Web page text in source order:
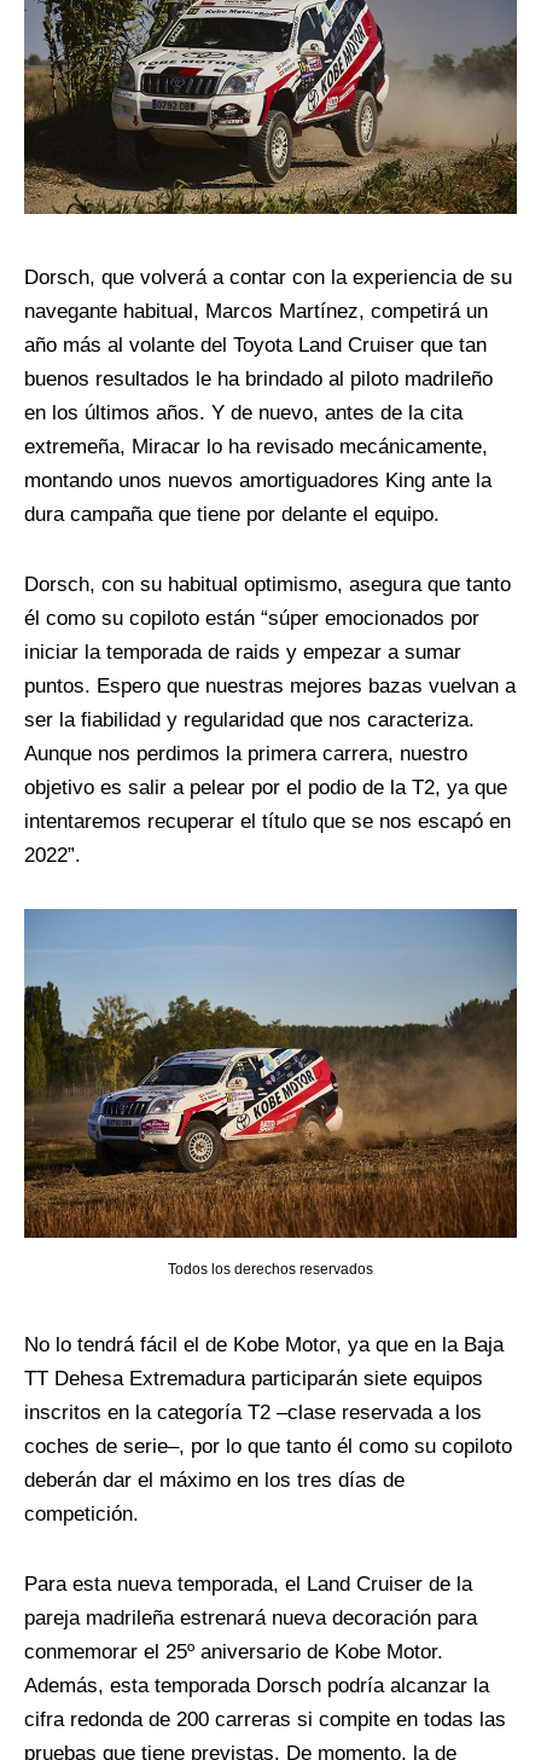
Dorsch, que volverá a contar con la experiencia de su
navegante habitual, Marcos Martínez, competirá un
año más al volante del Toyota Land Cruiser que tan
buenos resultados le ha brindado al piloto madrileño
en los últimos años. Y de nuevo, antes de la cita
extremeña, Miracar lo ha revisado mecánicamente,
montando unos nuevos amortiguadores King ante la
dura campaña que tiene por delante el equipo.
Dorsch, con su habitual optimismo, asegura que tanto
él como su copiloto están “súper emocionados por
iniciar la temporada de raids y empezar a sumar
puntos. Espero que nuestras mejores bazas vuelvan a
ser la fiabilidad y regularidad que nos caracteriza.
Aunque nos perdimos la primera carrera, nuestro
objetivo es salir a pelear por el podio de la T2, ya que
intentaremos recuperar el título que se nos escapó en
2022”.
Todos los derechos reservados
No lo tendrá fácil el de Kobe Motor, ya que en la Baja
TT Dehesa Extremadura participarán siete equipos
inscritos en la categoría T2 –clase reservada a los
coches de serie–, por lo que tanto él como su copiloto
deberán dar el máximo en los tres días de
competición.
Para esta nueva temporada, el Land Cruiser de la
pareja madrileña estrenará nueva decoración para
conmemorar el 25º aniversario de Kobe Motor.
Además, esta temporada Dorsch podría alcanzar la
cifra redonda de 200 carreras si compite en todas las
pruebas que tiene previstas. De momento, la de